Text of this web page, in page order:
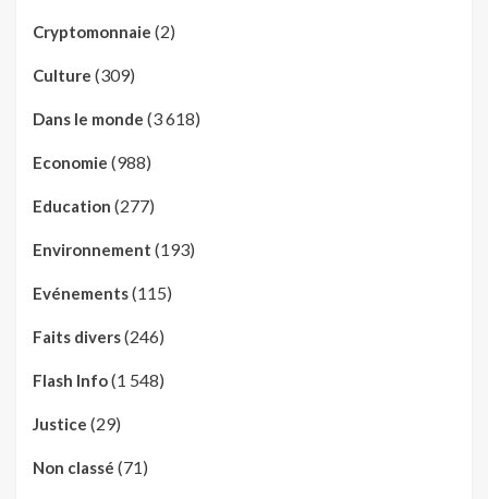
Cryptomonnaie (2)
Culture (309)
Dans le monde (3 618)
Economie (988)
Education (277)
Environnement (193)
Evénements(115)
Faits divers(246)
Flash Info(1 548)
Justice (29)
Non classé (71)